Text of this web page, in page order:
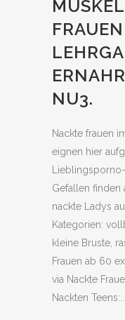
NU3.
Nackte frauen
eignen hier
Gefallen finden
nackte Ladys
Kategorien:
kleine Bruste,
Frauen ab 60
via Nackte
Nackten Teens:..